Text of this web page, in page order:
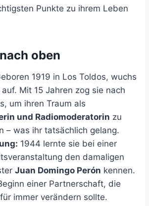
Punkte zu ihrem Leben
oben
1919 in Los Toldos, wuchs
Mit 15 Jahren zog sie nach
um ihren Traum als
und Radiomoderatorin zu
– was ihr tatsächlich gelang.
1944 lernte sie bei einer
den damaligen
Juan Domingo Perón kennen.
einer Partnerschaft, die
immer verändern sollte.